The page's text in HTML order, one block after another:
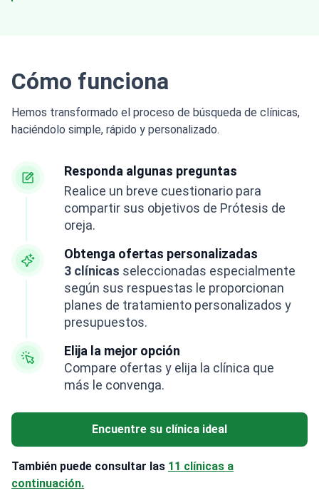
Cómo funciona
Hemos transformado el proceso de búsqueda de clínicas,
haciéndolo simple, rápido y personalizado.
Responda algunas preguntas
Realice un breve cuestionario para
compartir sus objetivos de Prótesis de
oreja.
Obtenga ofertas personalizadas
3 clínicas seleccionadas especialmente
según sus respuestas le proporcionan
planes de tratamiento personalizados y
presupuestos.
Elija la mejor opción
Compare ofertas y elija la clínica que
más le convenga.
Encuentre su clínica ideal
También puede consultar las 11 clínicas a
continuación.